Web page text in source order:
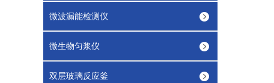
微波漏能检测仪
微生物匀浆仪
双层玻璃反应釜